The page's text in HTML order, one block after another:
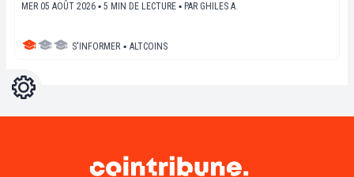
MER 05 AOÛT 2026 ▪ 5 MIN DE LECTURE ▪ PAR GHILES A.
S'INFORMER ▪ ALTCOINS
Réglages